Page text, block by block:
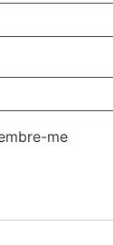
me